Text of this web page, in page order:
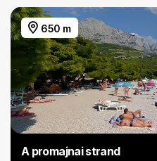
650 m
A promajnai strand